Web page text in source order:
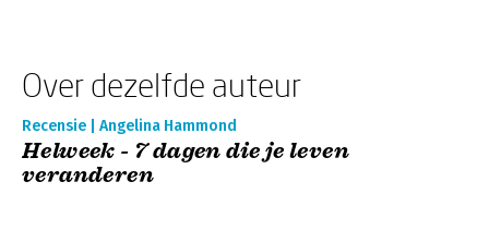
Over dezelfde auteur
Recensie | Angelina Hammond
Helweek - 7 dagen die je leven
veranderen